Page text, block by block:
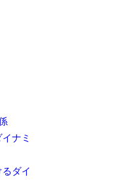
ナミ
ダイ